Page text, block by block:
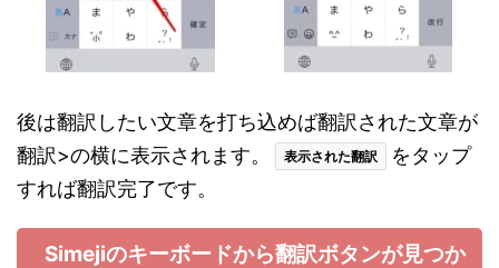
後は翻訳したい文章を打ち込めば翻訳された文章が
翻訳>の横に表示されます。
表示された翻訳
をタップ
すれば翻訳完了です。
Simejiのキーボードから翻訳ボタンが見つか